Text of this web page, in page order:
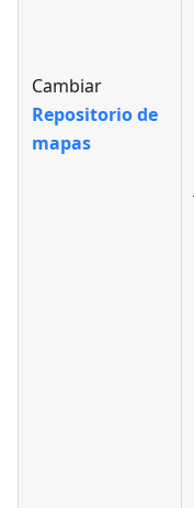
Cambiar
Repositorio de
mapas